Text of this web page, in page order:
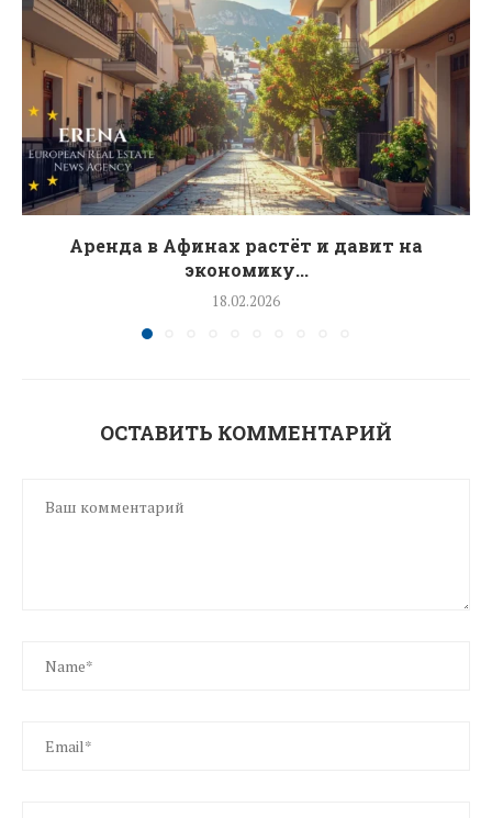
Аренда в Афинах растёт и давит на
экономику...
18.02.2026
ОСТАВИТЬ КОММЕНТАРИЙ